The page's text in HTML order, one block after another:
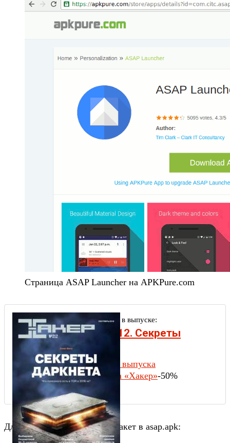
Страница ASAP Launcher на APKPure.com
Другие статьи в выпуске:
Xakep #212. Секреты
даркнета
Содержание выпуска
Подписка на «Хакер»-50%
Для удобства переименуем пакет в asap.apk: